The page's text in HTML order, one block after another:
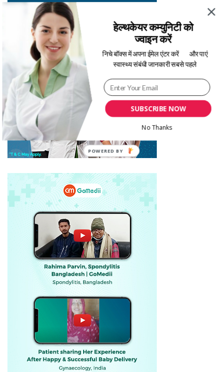
SUBSCRIBE NOW
हेल्थकेयर कम्युनिटी को
ज्वाइन करें
निचे बॉक्स में अपना ईमेल एंटर करें
और पाएं
स्वास्थ्य संबंधी जानकारी सबसे पहले
No Thanks
POWERED BY